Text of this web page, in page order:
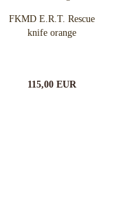
FKMD E.R.T. Rescue
knife orange
115,00 EUR